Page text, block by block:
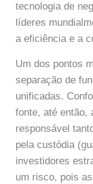
tecnologia de
líderes
a eficiência e a
Um dos pontos
separação de
unificadas.
fonte, até então,
responsável
pela custódia
investidores
um risco, pois